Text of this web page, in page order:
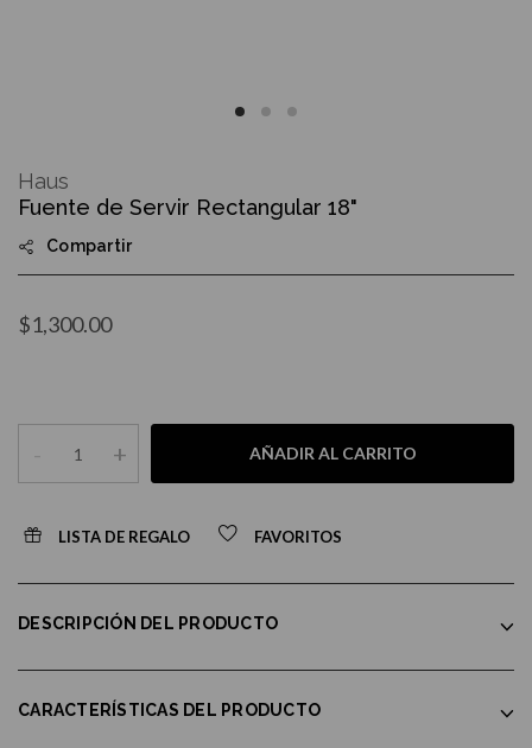
the
beginning
the
images
Fuente de Servir Rectangular 18"
Compartir
$1,300.00
- + AÑADIR AL CARRITO
LISTA DE REGALO FAVORITOS
Haus
DESCRIPCIÓN DEL PRODUCTO
CARACTERÍSTICAS DEL PRODUCTO